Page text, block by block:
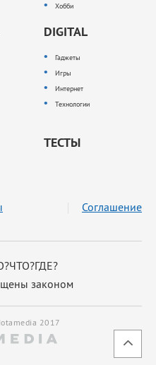
Хобби
DIGITAL
Гаджеты
Игры
Интернет
Технологии
ТЕСТЫ
законом
Соглашение
2017